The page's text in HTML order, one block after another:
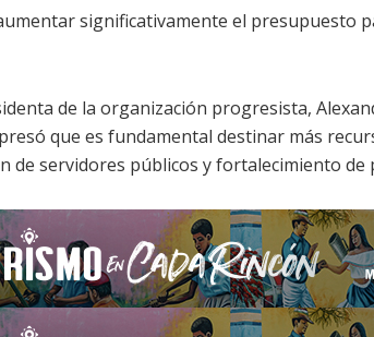
significativamente el presupuesto
de la organización progresista,
que es fundamental destinar más
de servidores públicos y fortalecimiento